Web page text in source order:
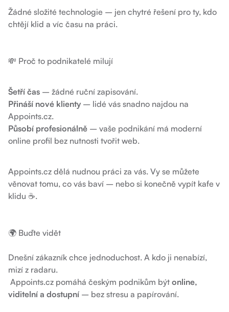
Žádné složité technologie – jen chytré řešení pro ty, kdo
chtějí klid a víc času na práci.
💸 Proč to podnikatelé milují
Šetří čas – žádné ruční zapisování.
Přináší nové klienty– lidé vás snadno najdou na
Appoints.cz.
Působí profesionálně – vaše podnikání má moderní
online profil bez nutnosti tvořit web.
Appoints.cz dělá nudnou práci za vás. Vy se můžete
věnovat tomu, co vás baví – nebo si konečně vypít kafe v
klidu ☕.
🌍 Buďte vidět
Dnešní zákazník chce jednoduchost. A kdo ji nenabízí,
mizí z radaru.
Appoints.cz pomáhá českým podnikům být online,
viditelní a dostupní – bez stresu a papírování.